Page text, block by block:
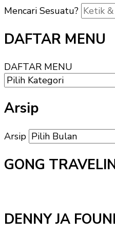
Mencari Sesuatu?
DAFTAR MENU
DAFTAR MENU
Arsip
Arsip
GONG
DENNY JA